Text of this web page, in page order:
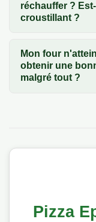
réchauffer ?
croustillant ?
Mon four
obtenir une
malgré tout ?
Pizza